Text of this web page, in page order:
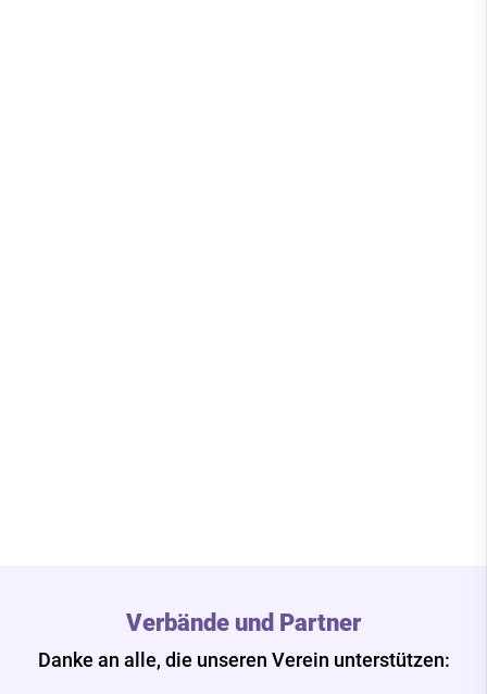
Verbände und Partner
Danke an alle, die unseren Verein unterstützen: